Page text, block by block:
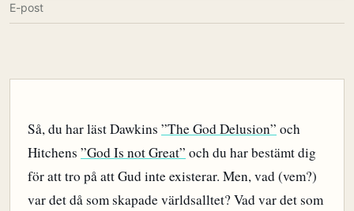
Så, du har läst Dawkins ”The God Delusion” och
Hitchens ”God Is not Great” och du har bestämt dig
för att tro på att Gud inte existerar. Men, vad (vem?)
var det då som skapade världsalltet? Vad var det som
E-post